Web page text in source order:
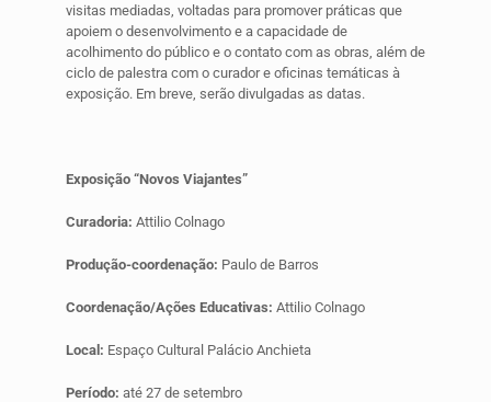
visitas mediadas, voltadas para promover práticas que
apoiem o desenvolvimento e a capacidade de
acolhimento do público e o contato com as obras, além de
ciclo de palestra com o curador e oficinas temáticas à
exposição. Em breve, serão divulgadas as datas.
Exposição “Novos Viajantes”
Curadoria: Attilio Colnago
Produção-coordenação: Paulo de Barros
Coordenação/Ações Educativas: Attilio Colnago
Local: Espaço Cultural Palácio Anchieta
Período: até 27 de setembro